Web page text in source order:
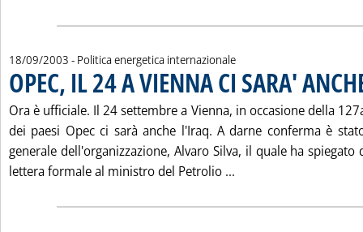
18/09/2003 - Politica energetica internazionale
OPEC, IL 24 A VIENNA CI SARA'
Ora è ufficiale. Il 24 settembre a Vienna, in occasione della
dei paesi Opec ci sarà anche l'Iraq. A darne conferma è
generale dell'organizzazione, Alvaro Silva, il quale ha spiegato
lettera formale al ministro del Petrolio ...